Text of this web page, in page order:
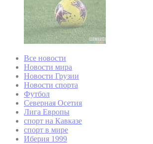
Все новости
Новости мира
Новости Грузии
Новости спорта
Футбол
Северная Осетия
Лига Европы
спорт на Кавказе
спорт в мире
Иберия 1999